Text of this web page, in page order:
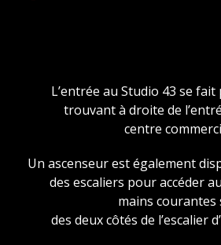
L’entrée au Studio 43 se fait
trouvant à droite de
centre
Un ascenseur est également
des escaliers pour accéder
mains
des deux côtés de l’escalier